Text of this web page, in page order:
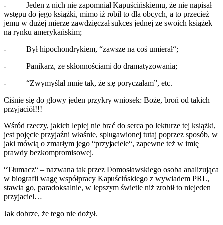
- Jeden z nich nie zapomniał Kapuścińskiemu, że nie napisał
wstępu do jego książki, mimo iż robił to dla obcych, a to przecież
jemu w dużej mierze zawdzięczał sukces jednej ze swoich książek
na rynku amerykańskim;
- Był hipochondrykiem, “zawsze na coś umierał“;
- Panikarz, ze skłonnościami do dramatyzowania;
- “Zwymyślał mnie tak, że się poryczałam”, etc.
Ciśnie się do głowy jeden przykry wniosek: Boże, broń od takich
przyjaciół!!!
Wśród rzeczy, jakich lepiej nie brać do serca po lekturze tej książki,
jest pojęcie przyjaźni właśnie, splugawionej tutaj poprzez sposób, w
jaki mówią o zmarłym jego “przyjaciele“, zapewne też w imię
prawdy bezkompromisowej.
“Tłumacz“ – nazwana tak przez Domosławskiego osoba analizująca
w biografii wagę współpracy Kapuścińskiego z wywiadem PRL,
stawia go, paradoksalnie, w lepszym świetle niż zrobił to niejeden
przyjaciel…
Jak dobrze, że tego nie dożył.